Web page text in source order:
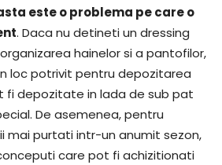
este o problema pe care o
. Daca nu detineti un dressing
hainelor si a pantofilor,
loc potrivit pentru depozitarea
fi depozitate in lada de sub pat
De asemenea, pentru
mai purtati intr-un anumit sezon,
care pot fi achizitionati